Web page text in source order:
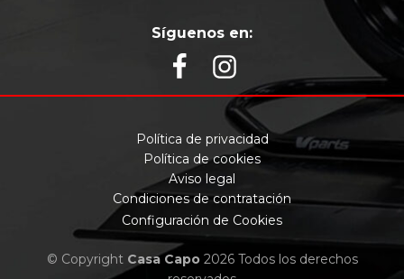
Síguenos en:
© Copyright Casa Capo2026 Todos los derechos
Política de privacidad
Política de cookies
Aviso legal
Condiciones de contratación
Configuración de Cookies